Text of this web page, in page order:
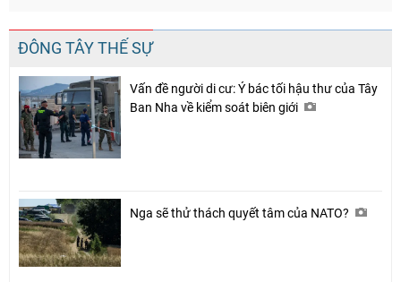
ĐÔNG TÂY THẾ SỰ
Vấn đề người di cư: Ý bác tối hậu thư của Tây
Ban Nha về kiểm soát biên giới
Nga sẽ thử thách quyết tâm của NATO?